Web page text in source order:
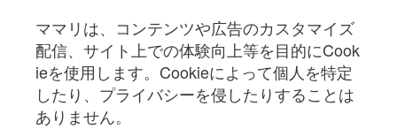
ママリは、コンテンツや広告のカスタマイズ
配信、サイト上での体験向上等を目的にCook
ieを使用します。Cookieによって個人を特定
したり、プライバシーを侵したりすることは
ありません。
妊娠〜子育て中のお役立ち情報を配信中